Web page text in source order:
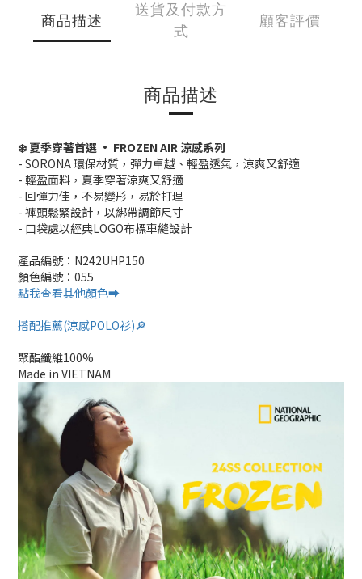
商品描述
送貨及付款方
式
顧客評價
商品描述
❄️ 夏季穿著首選 • FROZEN AIR 涼感系列
- SORONA 環保材質，彈力卓越、輕盈透氣，涼爽又舒適
- 輕盈面料，夏季穿著涼爽又舒適
- 回彈力佳，不易變形，易於打理
- 褲頭鬆緊設計，以綁帶調節尺寸
- 口袋處以經典LOGO布標車縫設計
產品編號：N242UHP150
顏色編號：055
點我查看其他顏色➡️
搭配推薦(涼感POLO衫)🔎
聚酯纖維100%
Made in VIETNAM